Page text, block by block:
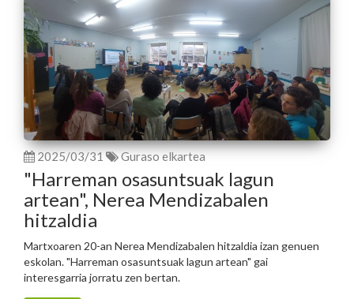
2025/03/31 Guraso elkartea
"Harreman osasuntsuak lagun
artean", Nerea Mendizabalen
hitzaldia
Martxoaren 20-an Nerea Mendizabalen hitzaldia izan genuen
eskolan. "Harreman osasuntsuak lagun artean" gai
interesgarria jorratu zen bertan.